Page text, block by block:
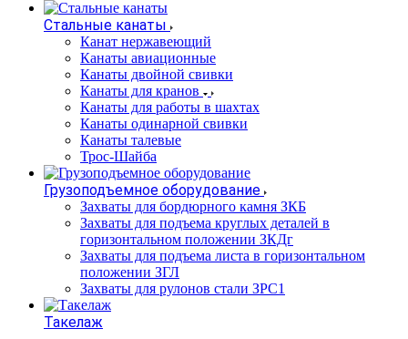
Стальные канаты
Канат нержавеющий
Канаты авиационные
Канаты двойной свивки
Канаты для кранов
Канаты для работы в шахтах
Канаты одинарной свивки
Канаты талевые
Трос-Шайба
Грузоподъемное оборудование
Захваты для бордюрного камня ЗКБ
Захваты для подъема круглых деталей в
горизонтальном положении ЗКДг
Захваты для подъема листа в горизонтальном
положении ЗГЛ
Захваты для рулонов стали ЗРС1
Такелаж